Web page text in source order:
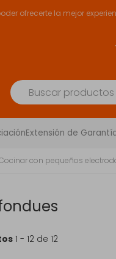
ofrecerte la mejor
Extensión de
con pequeños
1 - 12 de 12